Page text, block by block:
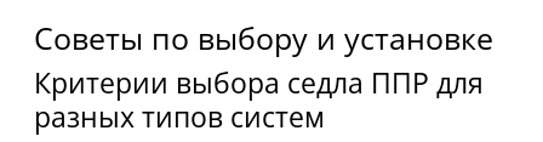
Советы по выбору и установке
Критерии выбора седла ППР для
разных типов систем